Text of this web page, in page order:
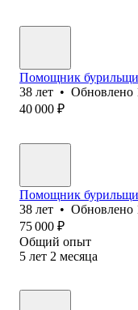
Помощник
38 лет • Обновлено
40 000 ₽
Помощник
38 лет • Обновлено
75 000 ₽
Общий опыт
5 лет 2 месяца